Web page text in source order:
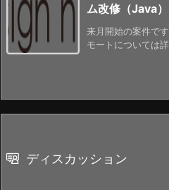
ム改修（Java）
来月開始の案件で
モートについては
ディスカッション